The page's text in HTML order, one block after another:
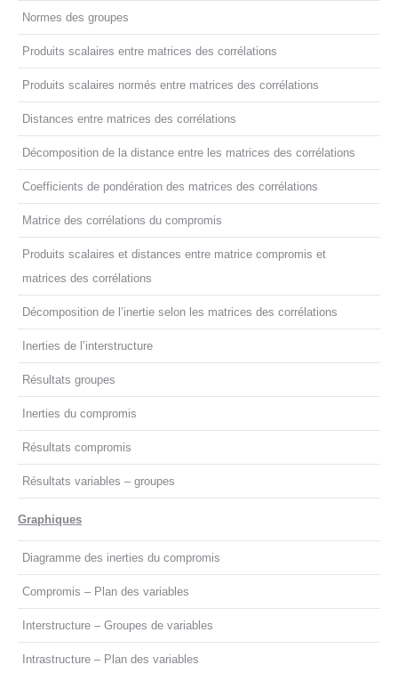
Normes des groupes
Produits scalaires entre matrices des corrélations
Produits scalaires normés entre matrices des corrélations
Distances entre matrices des corrélations
Décomposition de la distance entre les matrices des corrélations
Coefficients de pondération des matrices des corrélations
Matrice des corrélations du compromis
Produits scalaires et distances entre matrice compromis et
matrices des corrélations
Décomposition de l’inertie selon les matrices des corrélations
Inerties de l’interstructure
Résultats groupes
Inerties du compromis
Résultats compromis
Résultats variables – groupes
Graphiques
Diagramme des inerties du compromis
Compromis – Plan des variables
Interstructure – Groupes de variables
Intrastructure – Plan des variables